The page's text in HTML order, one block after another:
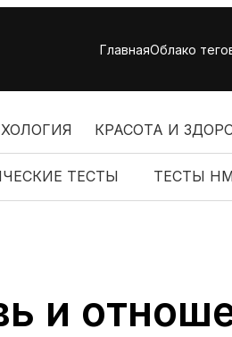
ГлавнаяОблако
КРАСОТА И
ТЕСТЫ ТЕСТЫ
и